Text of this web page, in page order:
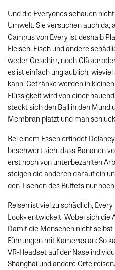
Und die Everyones schauen
Umwelt. Sie versuchen auch da,
Campus von Every ist deshalb
Fleisch, Fisch und andere
weder Geschirr, noch Gläser
es ist einfach unglaublich,
kann. Getränke werden in
Flüssigkeit wird von einer
steckt sich den Ball in den Mund
Membran platzt und man
Bei einem Essen erfindet
beschwert sich, dass Bananen
erst noch von unterbezahlten
steigen die anderen darauf ein
den Tischen des Buffets nur
Reisen ist viel zu schädlich,
Look» entwickelt. Wobei sich die
Damit die Menschen nicht
Führungen mit Kameras an: So
VR-Headset auf der Nase
Shanghai und andere Orte reisen.